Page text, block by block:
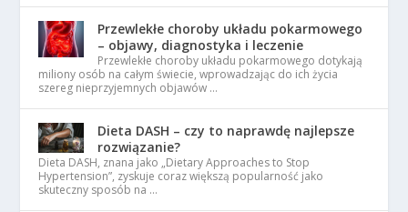
Przewlekłe choroby układu pokarmowego
– objawy, diagnostyka i leczenie
Przewlekłe choroby układu pokarmowego dotykają
miliony osób na całym świecie, wprowadzając do ich życia
szereg nieprzyjemnych objawów …
Dieta DASH – czy to naprawdę najlepsze
rozwiązanie?
Dieta DASH, znana jako „Dietary Approaches to Stop
Hypertension”, zyskuje coraz większą popularność jako
skuteczny sposób na …